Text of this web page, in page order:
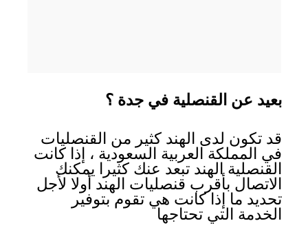
بعيد عن القنصلية في جدة ؟
قد تكون لدى الهند كثير من القنصليات
في المملكة العربية السعودية ، إذا كانت
القنصلية الهند تبعد عنك كثيرا يمكنك
الاتصال بأقرب قنصليات الهند أولا لأجل
تحديد ما إذا كانت هي تقوم بتوفير
الخدمة التي تحتاجها